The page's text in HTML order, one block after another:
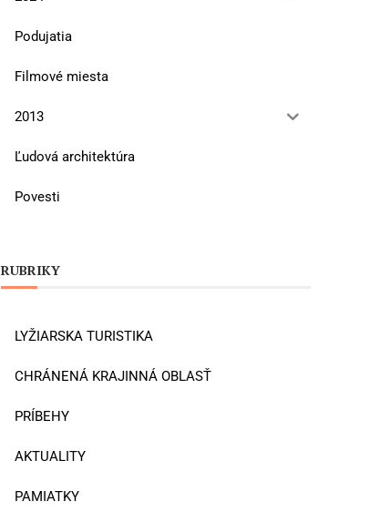
Podujatia
Filmové miesta
2013
Ľudová architektúra
Povesti
RUBRIKY
LYŽIARSKA TURISTIKA
CHRÁNENÁ KRAJINNÁ OBLASŤ
PRÍBEHY
AKTUALITY
PAMIATKY